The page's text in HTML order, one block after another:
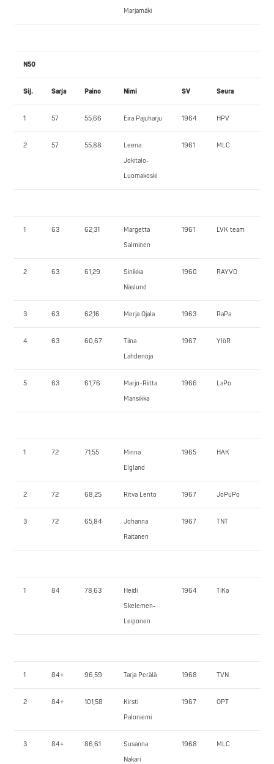
Marjamäki
N50
Sij. Sarja Paino Nimi SV Seura
1 57 55,66 Eira Pajuharju 1964 HPV
2 57 55,88
Leena
Jokitalo-
Luomakoski
1961 MLC
1 63 62,31
Margetta
Salminen
1961 LVK team
2 63 61,29
Sinikka
Näslund
1960 RAYVO
3 63 62,16 Merja Ojala 1963 RaPa
4 63 60,67
Tiina
Lahdenoja
1967 YlöR
5 63 61,76
Marjo-Riitta
Mansikka
1966 LaPo
1 72 71,55
Minna
Elgland
1965 HAK
2 72 68,25 Ritva Lento 1967 JoPuPo
3 72 65,84
Johanna
Raitanen
1967 TNT
1 84 78,63
Heidi
Skelemen-
Leiponen
1964 TiKa
1 84+ 96,59 Tarja Perälä 1968 TVN
2 84+ 101,58
Kirsti
Paloniemi
1967 OPT
3 84+ 86,61
Susanna
Nakari
1968 MLC